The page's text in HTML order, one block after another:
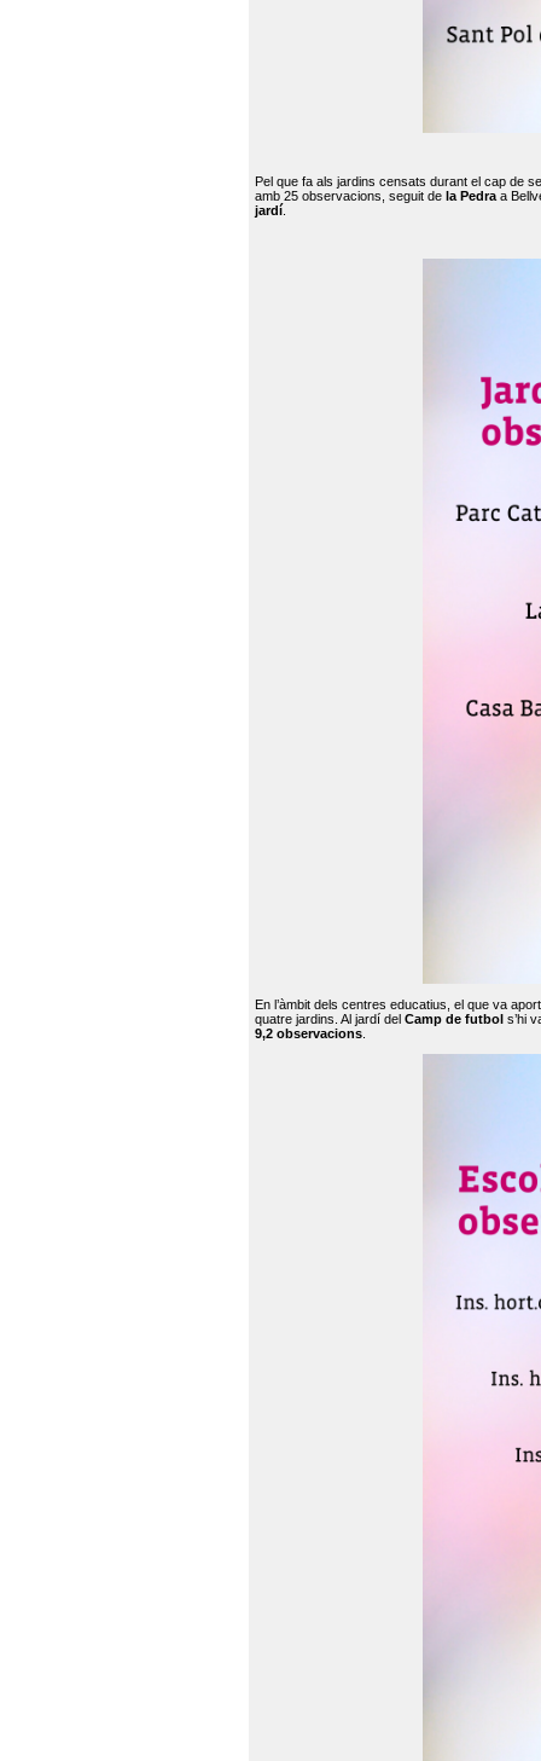
Pel que fa als jardins censats durant el cap de
amb 25 observacions, seguit de la Pedra a
jardí
En l’àmbit dels centres educatius, el que va
quatre jardins. Al jardí del Camp de futbol s’hi
9,2 observacions